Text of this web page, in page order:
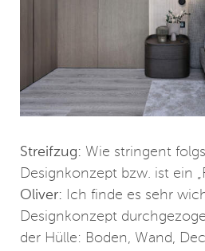
Streifzug: Wie stringent
Designkonzept bzw. ist ein
Oliver: Ich finde es sehr
Designkonzept
der Hülle: Boden, Wand,